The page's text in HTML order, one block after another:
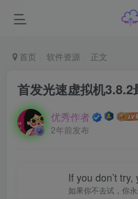
首页 软件资源 正文
首发光速虚拟机
优秀作者
2年前发布
If you don’t try,
如果你不去试，你